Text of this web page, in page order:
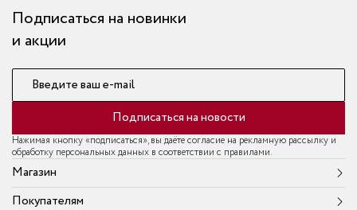
Подписаться на новинки
и акции
Введите ваш e-mail
Подписаться на новости
Нажимая кнопку «подписаться», вы даёте согласие на рекламную рассылку и
обработку персональных данных в соответствии с правилами.
Магазин
Покупателям